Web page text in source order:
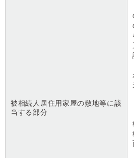
被相続人居住用家屋の敷地等に該
当する部分